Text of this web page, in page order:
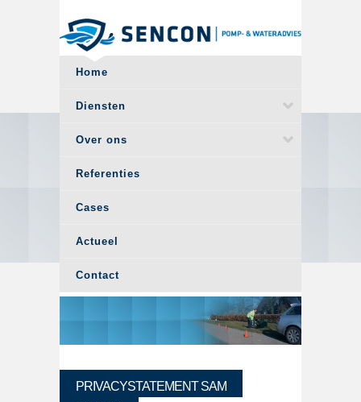
Home
Diensten
Over ons
Referenties
Cases
Actueel
Contact
PRIVACYSTATEMENT SAM